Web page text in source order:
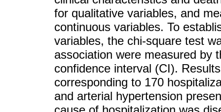
for qualitative variables, and
continuous variables. To
variables, the chi-square test
association were measured by
confidence interval (CI).
corresponding to 170
and arterial hypertension